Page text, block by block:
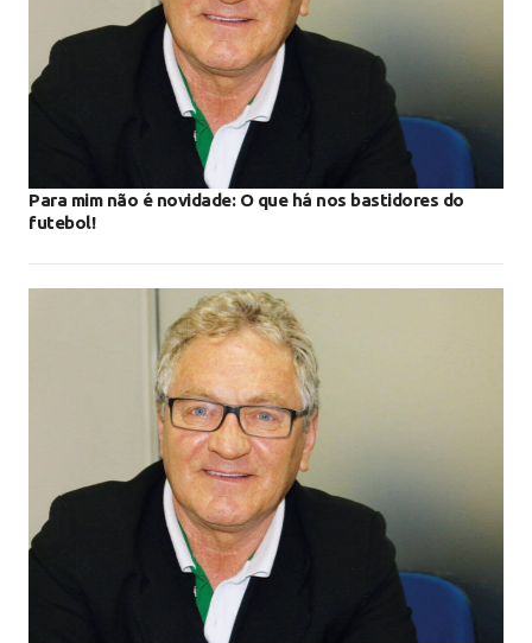
Para mim não é novidade: O que há nos bastidores do
futebol!